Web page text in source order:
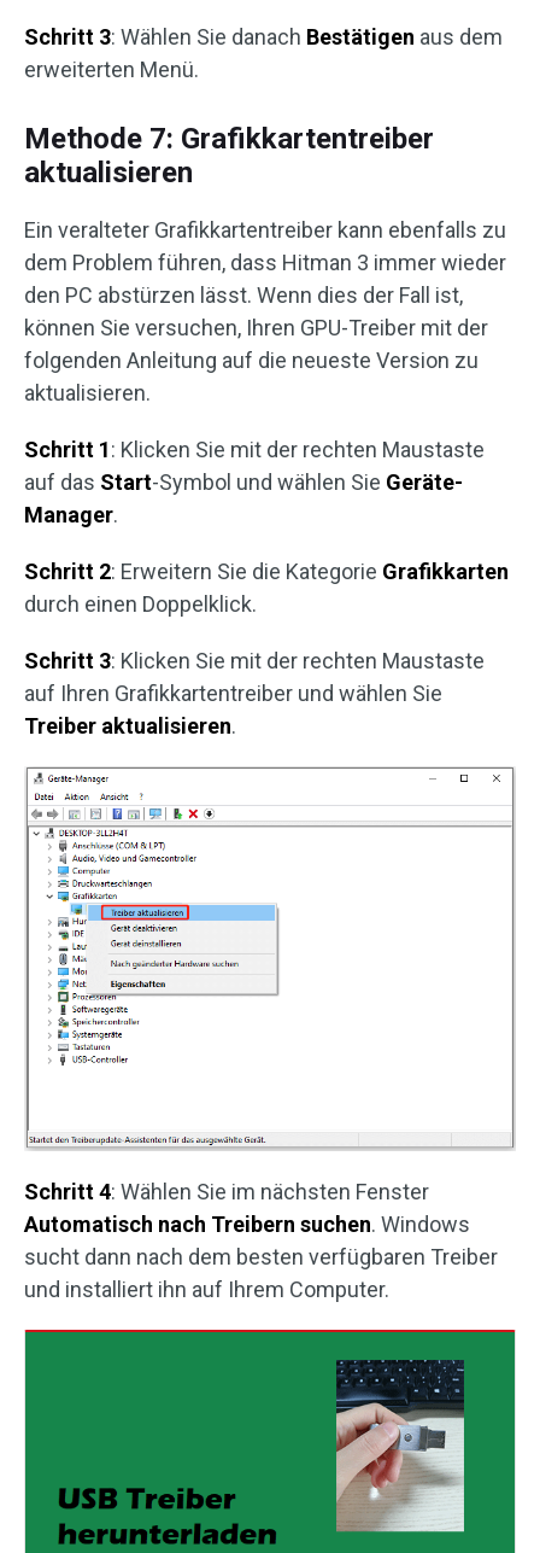
Schritt 3: Wählen Sie danach Bestätigen aus dem
erweiterten Menü.
Methode 7: Grafikkartentreiber
aktualisieren
Ein veralteter Grafikkartentreiber kann ebenfalls zu
dem Problem führen, dass Hitman 3 immer wieder
den PC abstürzen lässt. Wenn dies der Fall ist,
können Sie versuchen, Ihren GPU-Treiber mit der
folgenden Anleitung auf die neueste Version zu
aktualisieren.
Schritt 1: Klicken Sie mit der rechten Maustaste
auf das Start-Symbol und wählen Sie Geräte-
Manager.
Schritt 2: Erweitern Sie die Kategorie Grafikkarten
durch einen Doppelklick.
Schritt 3: Klicken Sie mit der rechten Maustaste
auf Ihren Grafikkartentreiber und wählen Sie
Treiber aktualisieren.
Schritt 4: Wählen Sie im nächsten Fenster
Automatisch nach Treibern suchen. Windows
sucht dann nach dem besten verfügbaren Treiber
und installiert ihn auf Ihrem Computer.